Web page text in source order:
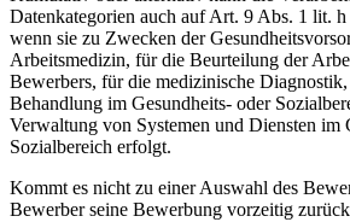
Datenkategorien auch auf Art. 9 Abs. 1 lit.
wenn sie zu Zwecken der
Arbeitsmedizin, für die Beurteilung der
Bewerbers, für die medizinische
Behandlung im Gesundheits- oder
Verwaltung von Systemen und Diensten im
Sozialbereich erfolgt.
Kommt es nicht zu einer Auswahl des
Bewerber seine Bewerbung vorzeitig